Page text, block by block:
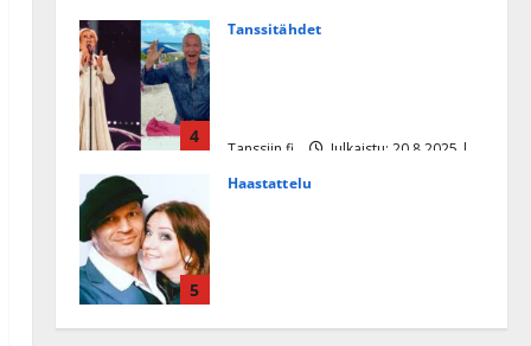
4
Tanssitähdet
Tanssiin.fi
Julkaistu: 20.8.2025 |
5
Haastattelu
Tanssiin.fi
Julkaistu: 27.4.2025 |